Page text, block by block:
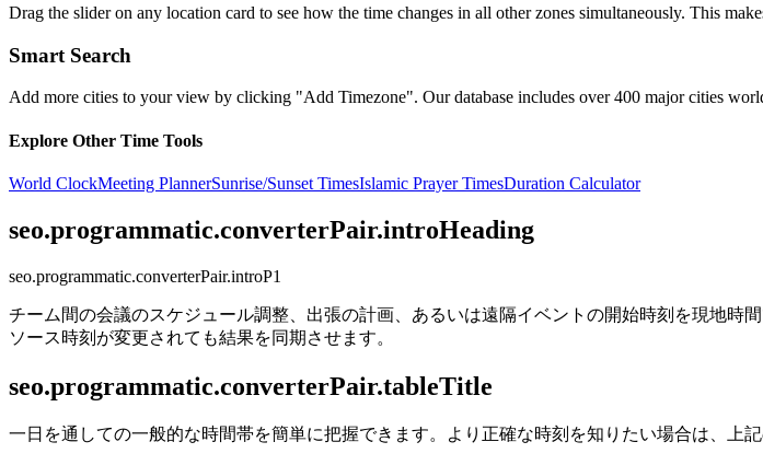
Drag the slider on any location card to see how the time changes in all other zones simultaneously. This
Smart Search
Add more cities to your view by clicking "Add Timezone". Our database includes over 400 major cities
Explore Other Time Tools
World ClockMeeting PlannerSunrise/Sunset TimesIslamic Prayer TimesDuration Calculator
seo.programmatic.converterPair.introHeading
seo.programmatic.converterPair.introP1
チーム間の会議のスケジュール調整、出張の計画、あるいは遠隔イベントの開始時刻を現地時
ソース時刻が変更されても結果を同期させます。
seo.programmatic.converterPair.tableTitle
一日を通しての一般的な時間帯を簡単に把握できます。より正確な時刻を知りたい場合は、上